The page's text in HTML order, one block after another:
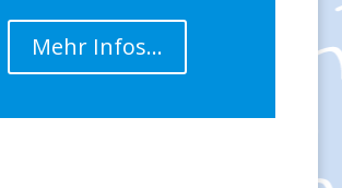
Mehr Infos…